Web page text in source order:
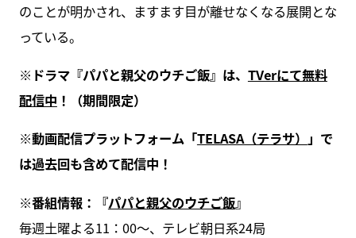
のことが明かされ、ますます目が離せなくなる展開とな
っている。
※ドラマ『パパと親父のウチご飯』は、 TVerにて無料
配信中 ！（期間限定）
※動画配信プラットフォーム「TELASA（テラサ） 」で
は過去回も含めて配信中！
※番組情報：『パパと親父のウチご飯』
毎週土曜よる11：00～、テレビ朝日系24局